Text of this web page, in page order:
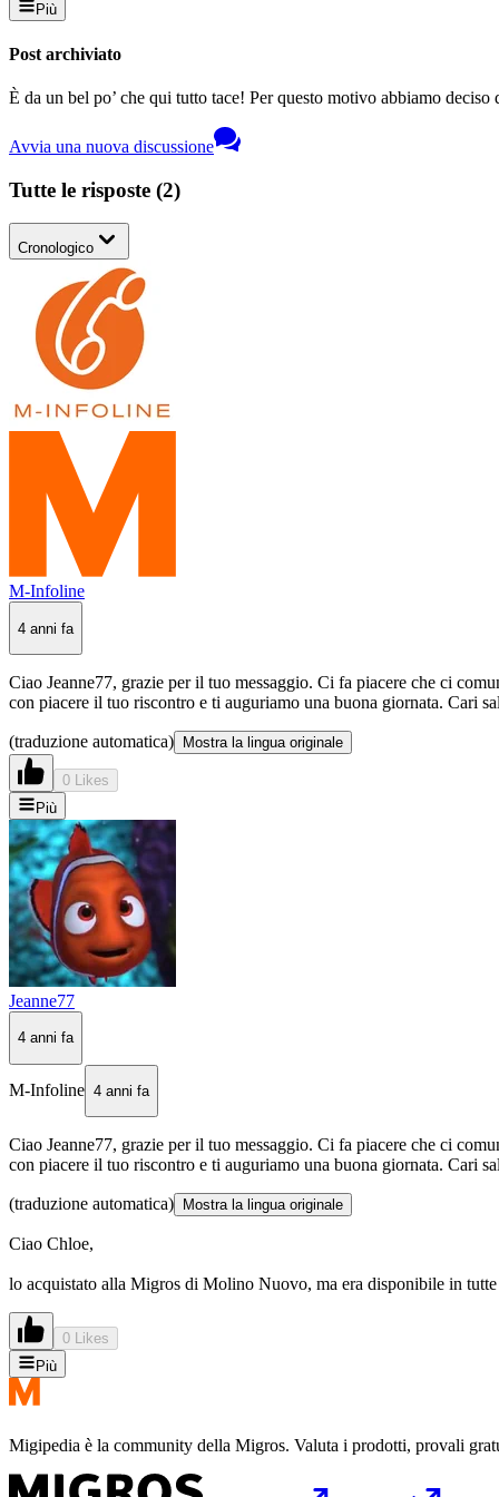
Più
Post archiviato
È da un bel po’ che qui tutto tace! Per questo motivo abbiamo
Avvia una nuova discussione
Tutte le risposte (2)
Cronologico
M-Infoline
4 anni fa
Ciao Jeanne77, grazie per il tuo messaggio. Ci fa piacere che ci
con piacere il tuo riscontro e ti auguriamo una buona giornata. Cari
(traduzione automatica) Mostra la lingua originale
0 Likes
Più
Jeanne77
4 anni fa
M-Infoline 4 anni fa
Ciao Jeanne77, grazie per il tuo messaggio. Ci fa piacere che ci
con piacere il tuo riscontro e ti auguriamo una buona giornata. Cari
(traduzione automatica) Mostra la lingua originale
Ciao Chloe,
lo acquistato alla Migros di Molino Nuovo, ma era disponibile in
0 Likes
Più
Migipedia è la community della Migros. Valuta i prodotti, provali